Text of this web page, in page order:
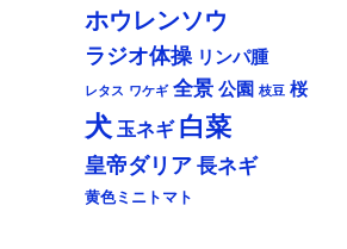
ホウレンソウ
ラジオ体操 リンパ腫
レタス ワケギ 全景公園 枝豆 桜
犬玉ネギ 白菜
皇帝ダリア長ネギ
黄色ミニトマト